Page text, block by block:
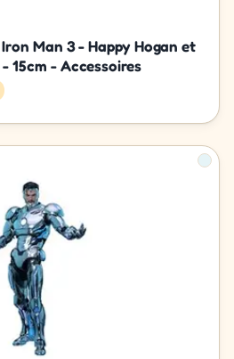
Man 3 - Happy Hogan et
15cm - Accessoires